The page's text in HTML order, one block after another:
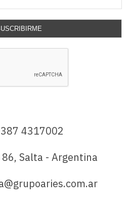
4317002
86, Salta - Argentina